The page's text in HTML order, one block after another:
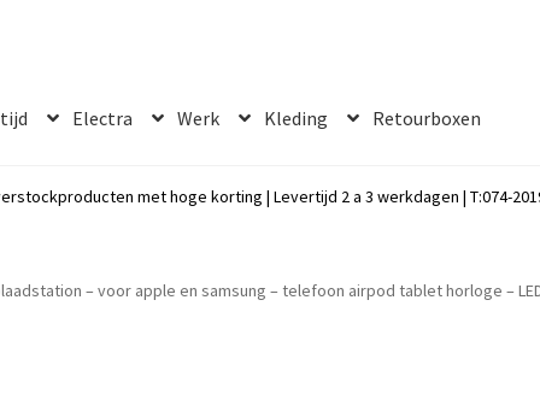
Electra Werk Kleding Retourboxen
met hoge korting | Levertijd 2 a 3 werkdagen | T:074-
– voor apple en samsung – telefoon airpod tablet horloge –